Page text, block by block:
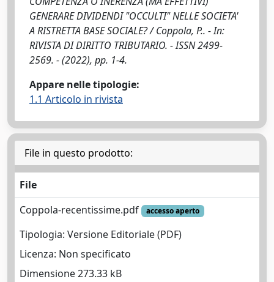
GENERARE DIVIDENDI "OCCULTI" NELLE SOCIETA'
A RISTRETTA BASE SOCIALE? / Coppola, P.. - In:
RIVISTA DI DIRITTO TRIBUTARIO. - ISSN 2499-
2569. - (2022), pp. 1-4.
Appare nelle tipologie:
1.1 Articolo in rivista
File in questo prodotto:
File
Coppola-recentissime.pdf
accesso aperto
Tipologia: Versione Editoriale (PDF)
Licenza: Non specificato
Dimensione 273.33 kB